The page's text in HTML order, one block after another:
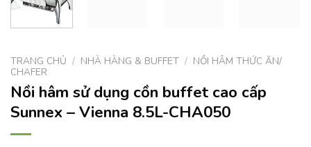
TRANG CHỦ / NHÀ HÀNG & BUFFET / NỒI HÂM THỨC ĂN/
CHAFER
Nồi hâm sử dụng cồn buffet cao cấp
Sunnex – Vienna 8.5L-CHA050